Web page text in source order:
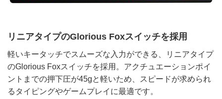
リニアタイプのGlorious Foxスイッチを採用
軽いキータッチでスムーズな入力ができる、リニアタイプ
のGlorious Foxスイッチを採用。アクチュエーションポイ
ントまでの押下圧が45gと軽いため、スピードが求められ
るタイピングやゲームプレイに最適です。